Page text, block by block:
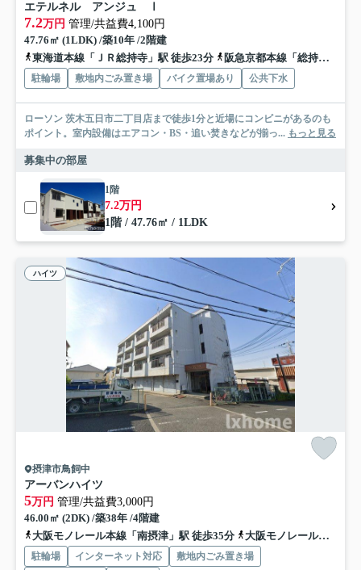
エテルネル アンジュ Ⅰ
7.2万円 管理/共益費4,100円
47.76㎡ (1LDK) /築10年 /2階建
東海道本線「ＪＲ総持寺」駅 徒歩23分
阪急京都本線「総持寺」駅 徒歩30分
駐輪場 敷地内ごみ置き場 バイク置場あり 公共下水
ローソン 茨木五日市二丁目店まで徒歩1分と近場にコンビニがあるのも
ポイント。室内設備はエアコン・BS・追い焚きなどが揃っ... もっと見る
募集中の部屋
1階
7.2万円
1階 / 47.76㎡ / 1LDK
ハイツ
摂津市鳥飼中
アーバンハイツ
5万円 管理/共益費3,000円
46.00㎡ (2DK) /築38年 /4階建
大阪モノレール本線「南摂津」駅 徒歩35分
大阪モノレール本線「摂津」駅 徒歩39分
駐輪場 インターネット対応
敷地内ごみ置き場